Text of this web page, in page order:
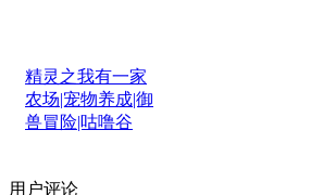
精灵之我有一家
农场|宠物养成|御
兽冒险|咕噜谷
用户评论